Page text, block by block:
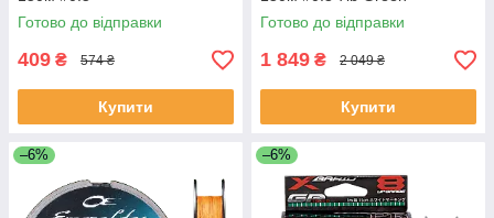
Готово до відправки
409 ₴ 574 ₴
Купити
Готово до відправки
1 849 ₴ 2 049 ₴
Купити
–6% –6%